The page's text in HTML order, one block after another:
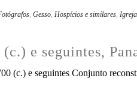
, Gesso, Hospícios e similares, Igreja
e seguintes,
(c.) e seguintes Conjunto